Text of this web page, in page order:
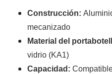
Construcción:
mecanizado
Material del
vidrio (KA1)
Capacidad: